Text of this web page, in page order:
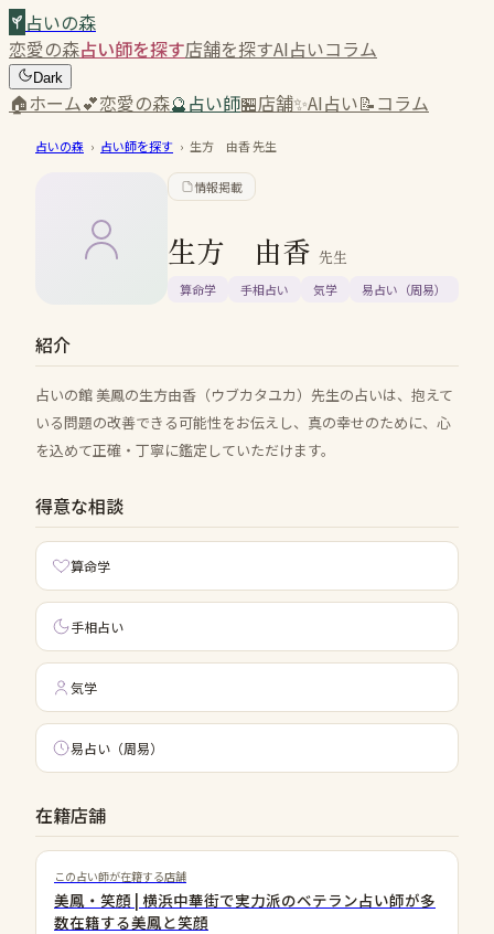
占いの森
恋愛の森占い師を探す店舗を探すAI占いコラム
Dark
🏠ホーム💕恋愛の森🔮占い師🏪店舗✨AI占い📝コラム
占いの森 › 占い師を探す › 生方 由香先生
情報掲載
生方 由香 先生
算命学 手相占い 気学 易占い（周易）
紹介
占いの館 美鳳の生方由香（ウブカタユカ）先生の占いは、抱えて
いる問題の改善できる可能性をお伝えし、真の幸せのために、心
を込めて正確・丁寧に鑑定していただけます。
得意な相談
算命学
手相占い
気学
易占い（周易）
在籍店舗
この占い師が在籍する店舗
美鳳・笑顔 | 横浜中華街で実力派のベテラン占い師が多
数在籍する美鳳と笑顔